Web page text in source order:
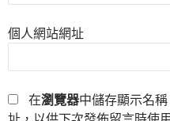
個人網站網址
在瀏覽器中儲存顯示名